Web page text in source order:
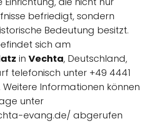
befriedigt, sondern
Bedeutung besitzt.
sich am
in Vechta, Deutschland,
telefonisch unter +49 4441
Weitere Informationen können
unter
evang.de/ abgerufen